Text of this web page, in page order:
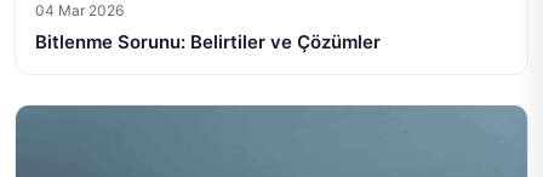
04 Mar 2026
Bitlenme Sorunu: Belirtiler ve Çözümler